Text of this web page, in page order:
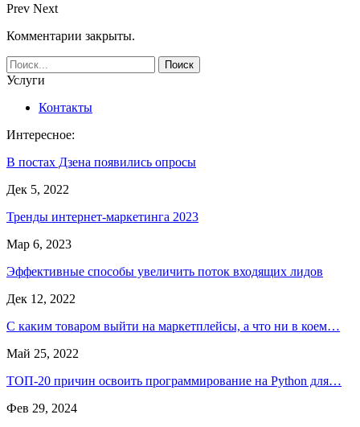
Prev Next
Комментарии закрыты.
Услуги
Контакты
Интересное:
В постах Дзена появились опросы
Дек 5, 2022
Тренды интернет-маркетинга 2023
Мар 6, 2023
Эффективные способы увеличить поток входящих лидов
Дек 12, 2022
С каким товаром выйти на маркетплейсы, а что ни в коем…
Май 25, 2022
ТОП-20 причин освоить программирование на Python для…
Фев 29, 2024